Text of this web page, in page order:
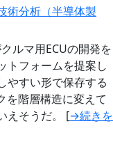
術分析（半導体製
ルマ用ECUの開発を
トフォームを提案し
やすい形で保存する
を階層構造に変えて
えそうだ。 [→続きを